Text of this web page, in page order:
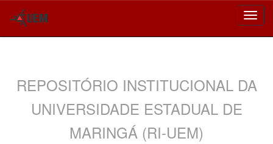
REPOSITÓRIO INSTITUCIONAL DA
UNIVERSIDADE ESTADUAL DE
MARINGÁ (RI-UEM)